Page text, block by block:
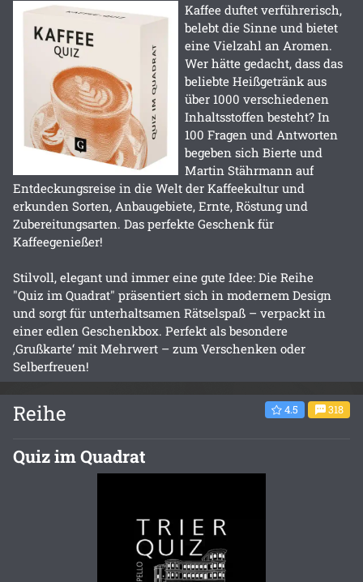
Kaffee duftet verführerisch,
belebt die Sinne und bietet
eine Vielzahl an Aromen.
Wer hätte gedacht, dass das
beliebte Heißgetränk aus
über 1000 verschiedenen
Inhaltsstoffen besteht? In
100 Fragen und Antworten
begeben sich Bierte und
Martin Stährmann auf
Entdeckungsreise in die Welt der Kaffeekultur und
erkunden Sorten, Anbaugebiete, Ernte, Röstung und
Zubereitungsarten. Das perfekte Geschenk für
Kaffeegenießer!
Stilvoll, elegant und immer eine gute Idee: Die Reihe
"Quiz im Quadrat" präsentiert sich in modernem Design
und sorgt für unterhaltsamen Rätselspaß – verpackt in
einer edlen Geschenkbox. Perfekt als besondere
‚Grußkarte‘ mit Mehrwert – zum Verschenken oder
Selberfreuen!
Reihe 4.5 318
Quiz im Quadrat